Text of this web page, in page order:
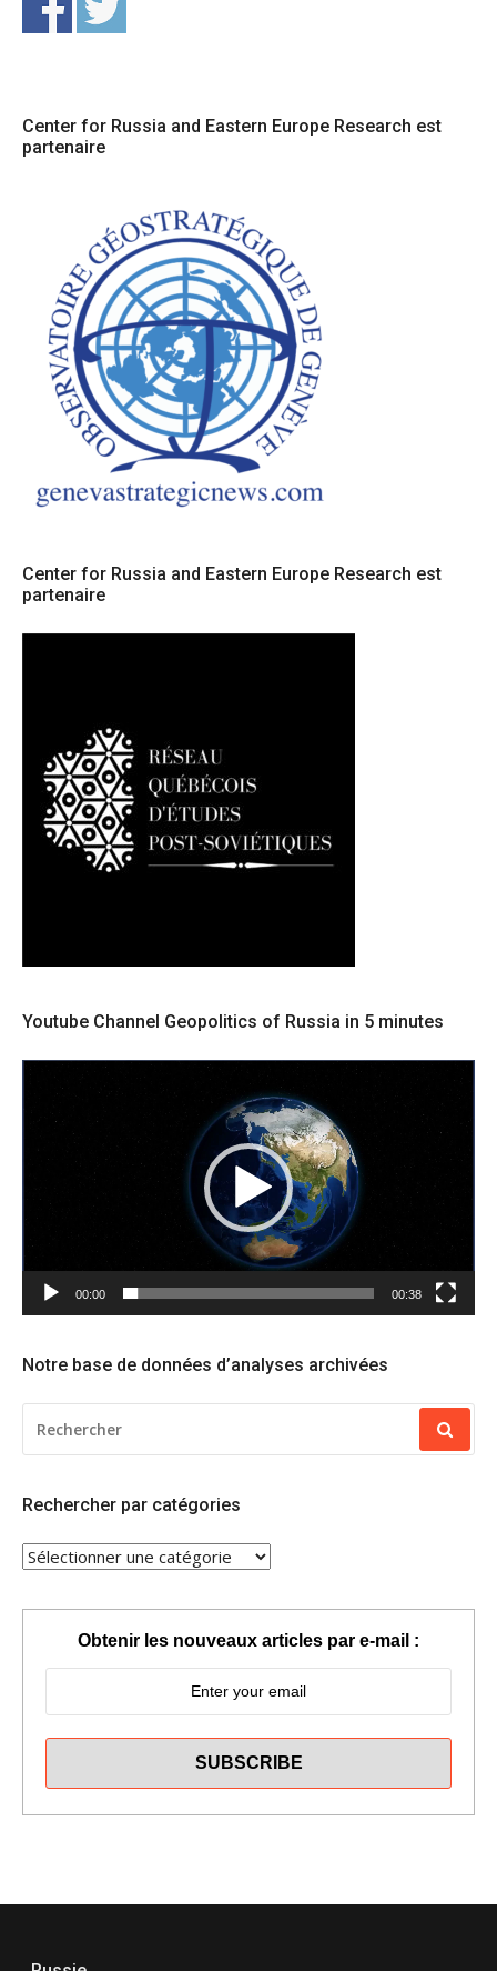
Center for Russia and Eastern Europe Research est
partenaire
Center for Russia and Eastern Europe Research est
partenaire
Youtube Channel Geopolitics of Russia in 5 minutes
00:00 00:38
Notre base de données d’analyses archivées
POUR
:
Rechercher par catégories
RECHERCHER
PAR
Obtenir les nouveaux articles par e-mail :